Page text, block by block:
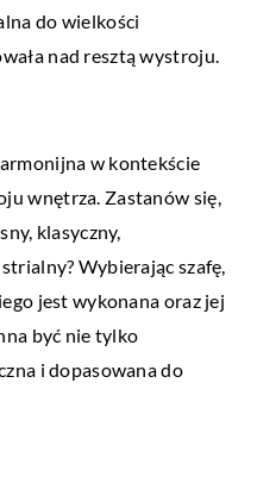
do wielkości
nad resztą wystroju.
w kontekście
wnętrza. Zastanów się,
klasyczny,
Wybierając szafę,
jest wykonana oraz jej
być nie tylko
i dopasowana do